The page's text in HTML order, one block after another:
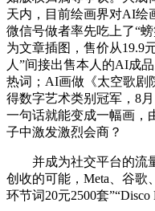
天内，目前绘画界对AI绘
微信号做者率先吃上了“
为文章插图，售价从19.9
人”间接出售本人的AI成
热词；AI画做《太空歌剧
得数字艺术类别冠军，8
一句话就能变成一幅画，
子中激发激烈会商？
并成为社交平台的流量
创收的可能，Meta、谷歌
环节词20元2500套